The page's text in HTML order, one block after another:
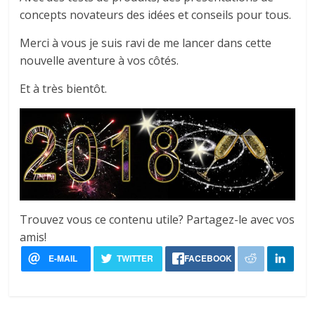
concepts novateurs des idées et conseils pour tous.
Merci à vous je suis ravi de me lancer dans cette
nouvelle aventure à vos côtés.
Et à très bientôt.
Trouvez vous ce contenu utile? Partagez-le avec vos
amis!